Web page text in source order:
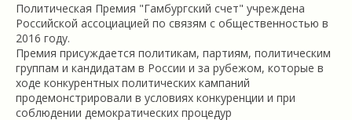
Политическая Премия "Гамбургский счет" учреждена
Российской ассоциацией по связям с общественностью в
2016 году.
Премия присуждается политикам, партиям, политическим
группам и кандидатам в России и за рубежом, которые в
ходе конкурентных политических кампаний
продемонстрировали в условиях конкуренции и при
соблюдении демократических процедур